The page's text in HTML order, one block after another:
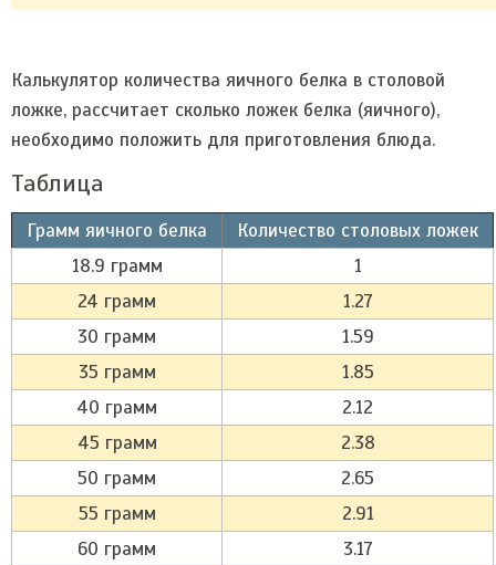
Калькулятор количества яичного белка в столовой
ложке, рассчитает сколько ложек белка (яичного),
необходимо положить для приготовления блюда.
Таблица
Грамм яичного белка
Количество столовых ложек
18.9 грамм
1
24 грамм
1.27
30 грамм
1.59
35 грамм
1.85
40 грамм
2.12
45 грамм
2.38
50 грамм
2.65
55 грамм
2.91
60 грамм
3.17